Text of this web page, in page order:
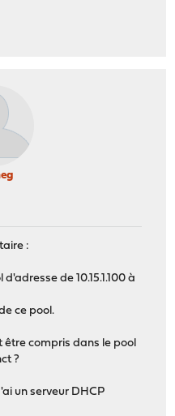
:
de 10.15.1.100 à
ce pool.
compris dans le pool
?
un serveur DHCP